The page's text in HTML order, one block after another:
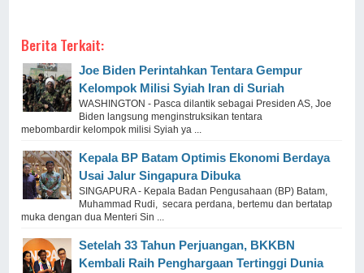
Berita Terkait:
Joe Biden Perintahkan Tentara Gempur
Kelompok Milisi Syiah Iran di Suriah
WASHINGTON - Pasca dilantik sebagai Presiden AS, Joe
Biden langsung menginstruksikan tentara
mebombardir kelompok milisi Syiah ya ...
Kepala BP Batam Optimis Ekonomi Berdaya
Usai Jalur Singapura Dibuka
SINGAPURA - Kepala Badan Pengusahaan (BP) Batam,
Muhammad Rudi, secara perdana, bertemu dan bertatap
muka dengan dua Menteri Sin ...
Setelah 33 Tahun Perjuangan, BKKBN
Kembali Raih Penghargaan Tertinggi Dunia